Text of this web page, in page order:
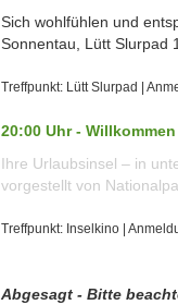
Sich wohlfühlen und
Sonnentau, Lütt Slurpad
Treffpunkt: Lütt Slurpad |
20:00 Uhr -
Ihre Urlaubsinsel – in
vorgestellt von
Treffpunkt: Inselkino |
Abgesagt - Bitte